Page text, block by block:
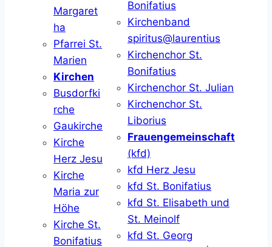
Margaret
ha
Pfarrei St.
Marien
Kirchen
Busdorfki
rche
Gaukirche
Kirche
Herz Jesu
Kirche
Maria zur
Höhe
Kirche St.
Bonifatius
Bonifatius
Kirchenband
spiritus@laurentius
Kirchenchor St.
Bonifatius
Kirchenchor St. Julian
Kirchenchor St.
Liborius
Frauengemeinschaft
(kfd)
kfd Herz Jesu
kfd St. Bonifatius
kfd St. Elisabeth und
St. Meinolf
kfd St. Georg